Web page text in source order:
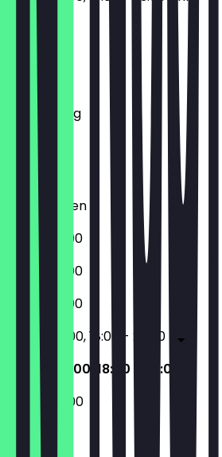
Montag
Dienstag
Mittwoch
Donnerstag
Freitag
Samstag
Sonntag
Geschlossen
18:00 - 23:00
18:00 - 23:00
18:00 - 23:00
09:00 - 15:00, 18:00 - 23:00
09:00 - 15:00, 18:00 - 23:00
09:00 - 15:00